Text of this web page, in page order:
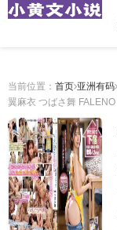
当前位置： 首页 亚洲有码
翼麻衣 つばさ舞 FALENO